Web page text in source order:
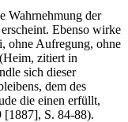
Wahrnehmung der
Ebenso wirke
ohne Aufregung, ohne
zitiert in
sich dieser
dem des
die einen erfüllt,
[1887], S. 84-88).